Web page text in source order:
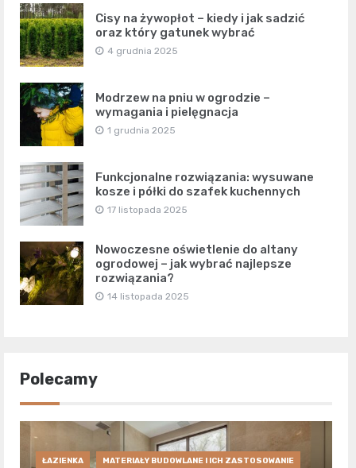
Cisy na żywopłot – kiedy i jak sadzić
oraz który gatunek wybrać
4 grudnia 2025
Modrzew na pniu w ogrodzie –
wymagania i pielęgnacja
1 grudnia 2025
Funkcjonalne rozwiązania: wysuwane
kosze i półki do szafek kuchennych
17 listopada 2025
Nowoczesne oświetlenie do altany
ogrodowej – jak wybrać najlepsze
rozwiązania?
14 listopada 2025
Polecamy
ŁAZIENKA MATERIAŁY BUDOWLANE I ICH ZASTOSOWANIE